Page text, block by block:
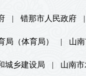
| 错那市人民政府 |
局（体育局） | 山
城乡建设局 | 山南